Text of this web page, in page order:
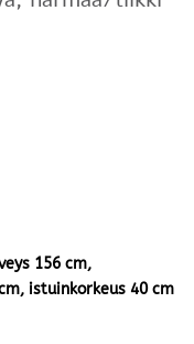
156 cm,
istuinkorkeus 40 cm